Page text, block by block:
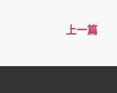
上一篇